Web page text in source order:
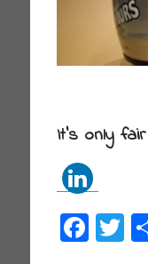
It's only
F T